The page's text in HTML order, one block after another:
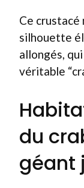
Ce crustacé
silhouette
allongés,
véritable
du
géant